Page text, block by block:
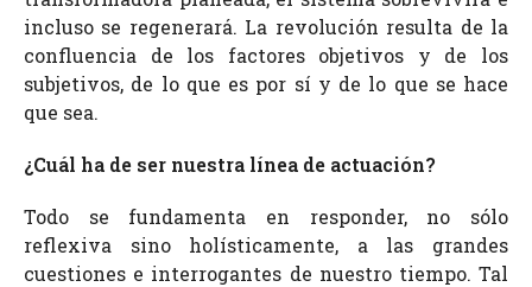
incluso se regenerará. La revolución resulta de la
confluencia de los factores objetivos y de los
subjetivos, de lo que es por sí y de lo que se hace
que sea.
¿Cuál ha de ser nuestra línea de actuación?
Todo se fundamenta en responder, no sólo
reflexiva sino holísticamente, a las grandes
cuestiones e interrogantes de nuestro tiempo. Tal